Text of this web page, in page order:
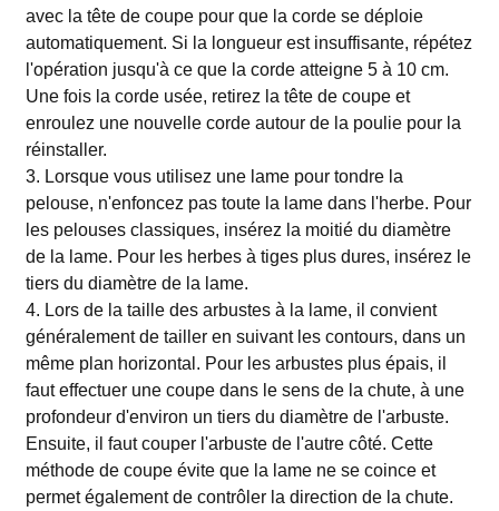
avec la tête de coupe pour que la corde se déploie
automatiquement. Si la longueur est insuffisante, répétez
l'opération jusqu'à ce que la corde atteigne 5 à 10 cm.
Une fois la corde usée, retirez la tête de coupe et
enroulez une nouvelle corde autour de la poulie pour la
réinstaller.
3. Lorsque vous utilisez une lame pour tondre la
pelouse, n'enfoncez pas toute la lame dans l'herbe. Pour
les pelouses classiques, insérez la moitié du diamètre
de la lame. Pour les herbes à tiges plus dures, insérez le
tiers du diamètre de la lame.
4. Lors de la taille des arbustes à la lame, il convient
généralement de tailler en suivant les contours, dans un
même plan horizontal. Pour les arbustes plus épais, il
faut effectuer une coupe dans le sens de la chute, à une
profondeur d'environ un tiers du diamètre de l'arbuste.
Ensuite, il faut couper l'arbuste de l'autre côté. Cette
méthode de coupe évite que la lame ne se coince et
permet également de contrôler la direction de la chute.